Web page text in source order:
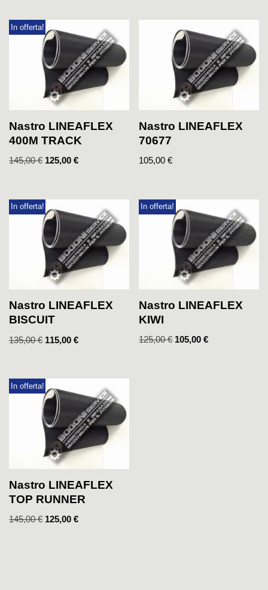
In offerta!
Nastro LINEAFLEX
400M TRACK
145,00€ 125,00 €
Nastro LINEAFLEX
70677
105,00€
In offerta!
Nastro LINEAFLEX
BISCUIT
135,00€ 115,00 €
In offerta!
Nastro LINEAFLEX
KIWI
125,00€ 105,00€
In offerta!
Nastro LINEAFLEX
TOP RUNNER
145,00€ 125,00 €